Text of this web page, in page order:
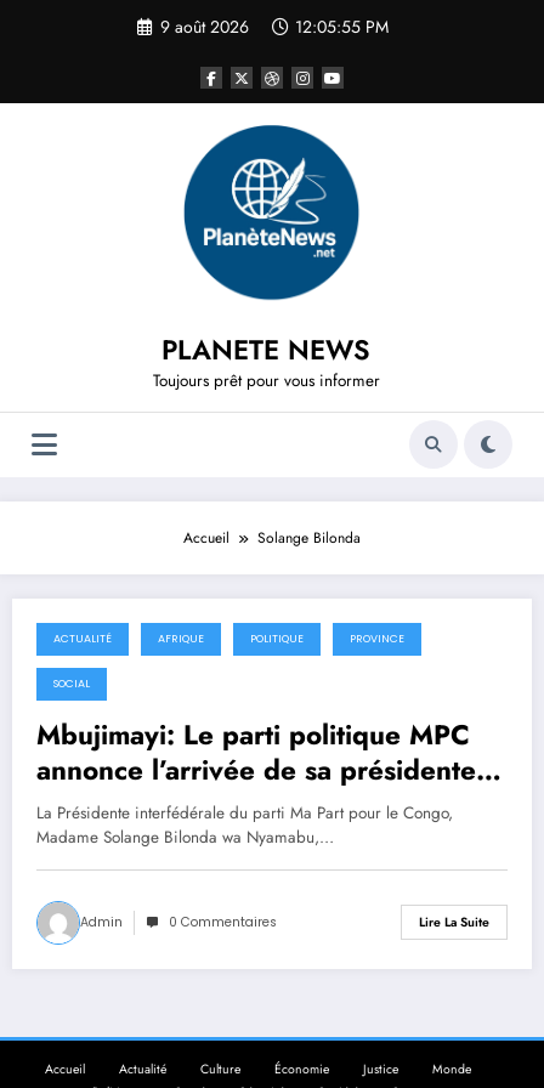
9 août 2026 12:05:55 PM
PLANETE NEWS
Toujours prêt pour vous informer
Accueil Solange Bilonda
1 mai 2026
ACTUALITÉ AFRIQUE POLITIQUE PROVINCE
SOCIAL
Mbujimayi: Le parti politique MPC
annonce l’arrivée de sa présidente
interfédérale à Mbujimayi pour ce
samedi
La Présidente interfédérale du parti Ma Part pour le Congo,
Madame Solange Bilonda wa Nyamabu,…
Admin 0 Commentaires Lire La Suite
Accueil Actualité Culture Économie Justice
Monde